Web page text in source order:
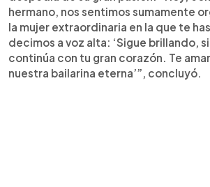
hermano, nos sentimos sumamente
la mujer extraordinaria en la que te
decimos a voz alta: ‘Sigue brillando,
continúa con tu gran corazón. Te
nuestra bailarina eterna’”, concluyó.